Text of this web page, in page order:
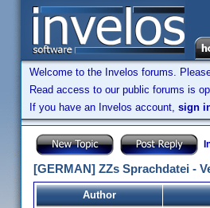
Welcome to the Invelos forums.
Read access to our public forums is
If you have an Invelos account, sign
[GERMAN] ZZs Sprachdatei -
Author